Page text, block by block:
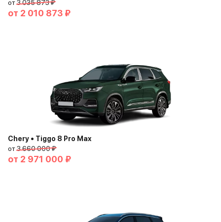
от3 035 873 ₽
от 2 010 873 ₽
Chery • Tiggo 8 Pro Max
от3 660 000 ₽
от 2 971 000 ₽